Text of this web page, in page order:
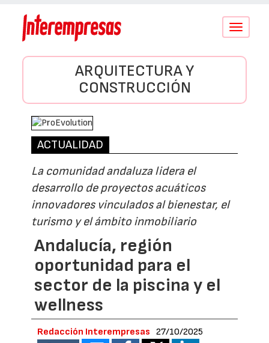
Conmutar
ARQUITECTURA Y
CONSTRUCCIÓN
ACTUALIDAD
La comunidad andaluza lidera el
desarrollo de proyectos acuáticos
innovadores vinculados al bienestar, el
turismo y el ámbito inmobiliario
Andalucía, región
oportunidad para el
sector de la piscina y el
wellness
Redacción Interempresas 27/10/2025